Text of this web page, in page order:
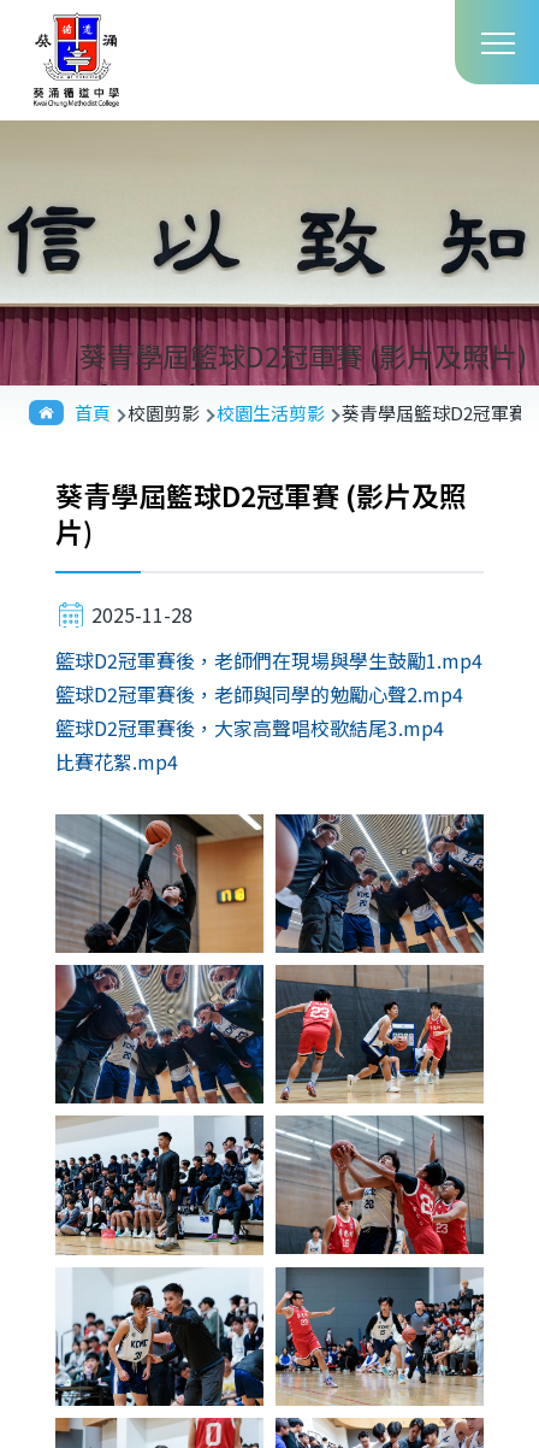
移至主內容
葵青學屆籃球D2冠軍賽 (影片及照片)
導
首頁 校園剪影 校園生活剪影 葵青學屆籃球D2冠軍賽
葵青學屆籃球D2冠軍賽 (影片及照
片)
2025-11-28
籃球D2冠軍賽後，老師們在現場與學生鼓勵1.mp4
籃球D2冠軍賽後，老師與同學的勉勵心聲2.mp4
籃球D2冠軍賽後，大家高聲唱校歌結尾3.mp4
比賽花絮.mp4